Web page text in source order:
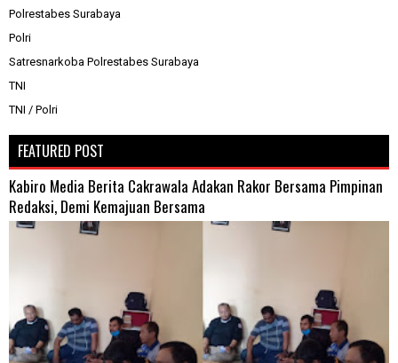
Polrestabes Surabaya
Polri
Satresnarkoba Polrestabes Surabaya
TNI
TNI / Polri
FEATURED POST
Kabiro Media Berita Cakrawala Adakan Rakor Bersama Pimpinan
Redaksi, Demi Kemajuan Bersama